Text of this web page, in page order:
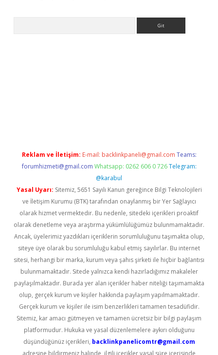
Reklam ve İletişim: E-mail: backlinkpaneli@gmail.com Teams:
forumhizmeti@gmail.com Whatsapp: 0262 606 0 726 Telegram:
@karabul
Yasal Uyarı: Sitemiz, 5651 Sayılı Kanun gereğince Bilgi Teknolojileri
ve İletişim Kurumu (BTK) tarafından onaylanmış bir Yer Sağlayıcı
olarak hizmet vermektedir. Bu nedenle, sitedeki içerikleri proaktif
olarak denetleme veya araştırma yükümlülüğümüz bulunmamaktadır.
Ancak, üyelerimiz yazdıkları içeriklerin sorumluluğunu taşımakta olup,
siteye üye olarak bu sorumluluğu kabul etmiş sayılırlar. Bu internet
sitesi, herhangi bir marka, kurum veya şahıs şirketi ile hiçbir bağlantısı
bulunmamaktadır. Sitede yalnızca kendi hazırladığımız makaleler
paylaşılmaktadır. Burada yer alan içerikler haber niteliği taşımamakta
olup, gerçek kurum ve kişiler hakkında paylaşım yapılmamaktadır.
Gerçek kurum ve kişiler ile isim benzerlikleri tamamen tesadüfidir.
Sitemiz, kar amacı gütmeyen ve tamamen ücretsiz bir bilgi paylaşım
platformudur. Hukuka ve yasal düzenlemelere aykırı olduğunu
düşündüğünüz içerikleri, backlinkpanelicomtr@gmail.com
adresine bildirmeniz halinde, ilgili içerikler yasal süre içerisinde